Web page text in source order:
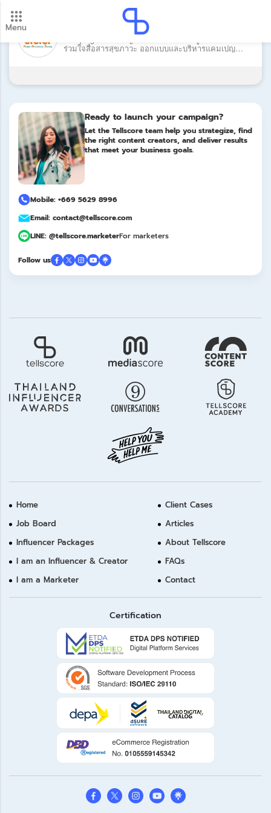
Menu
New update! 2026 payment schedule. Check your
payment dates here.
Update
ร่วมใจสื่อสารสุขภาวะ ออกแบบและบริหารแคมเปญ
Ready to launch your campaign?
Let the Tellscore team help you strategize, find
the right content creators, and deliver results
that meet your business goals.
Mobile: +669 5629 8996
Email: contact@tellscore.com
LINE: @tellscore.marketerFor marketers
Follow us
Home
Job Board
Influencer Packages
I am an Influencer & Creator
I am a Marketer
Client Cases
Articles
About Tellscore
FAQs
Contact
Certification